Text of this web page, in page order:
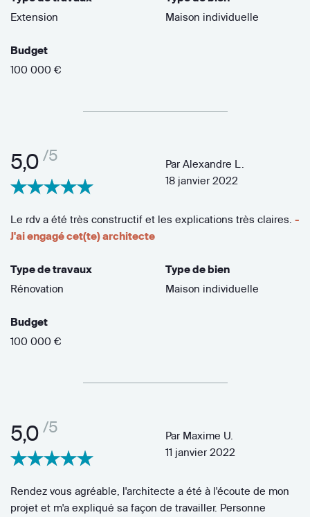
Extension
Maison individuelle
Budget
100 000 €
5,0 /5 Par Alexandre L.
18 janvier 2022
Le rdv a été très constructif et les explications très claires. -
J'ai engagé cet(te) architecte
Type de travaux
Rénovation
Type de bien
Maison individuelle
Budget
100 000 €
5,0 /5 Par Maxime U.
11 janvier 2022
Rendez vous agréable, l'architecte a été à l'écoute de mon
projet et m'a expliqué sa façon de travailler. Personne